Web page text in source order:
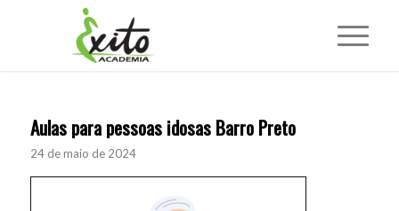
Aulas para pessoas idosas Barro Preto
24 de maio de 2024